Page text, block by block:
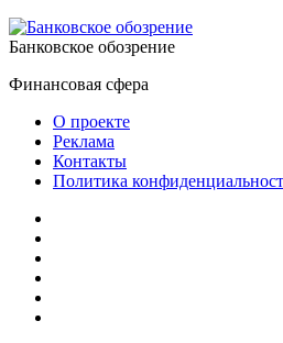
Банковское обозрение
Финансовая сфера
О проекте
Реклама
Контакты
Политика